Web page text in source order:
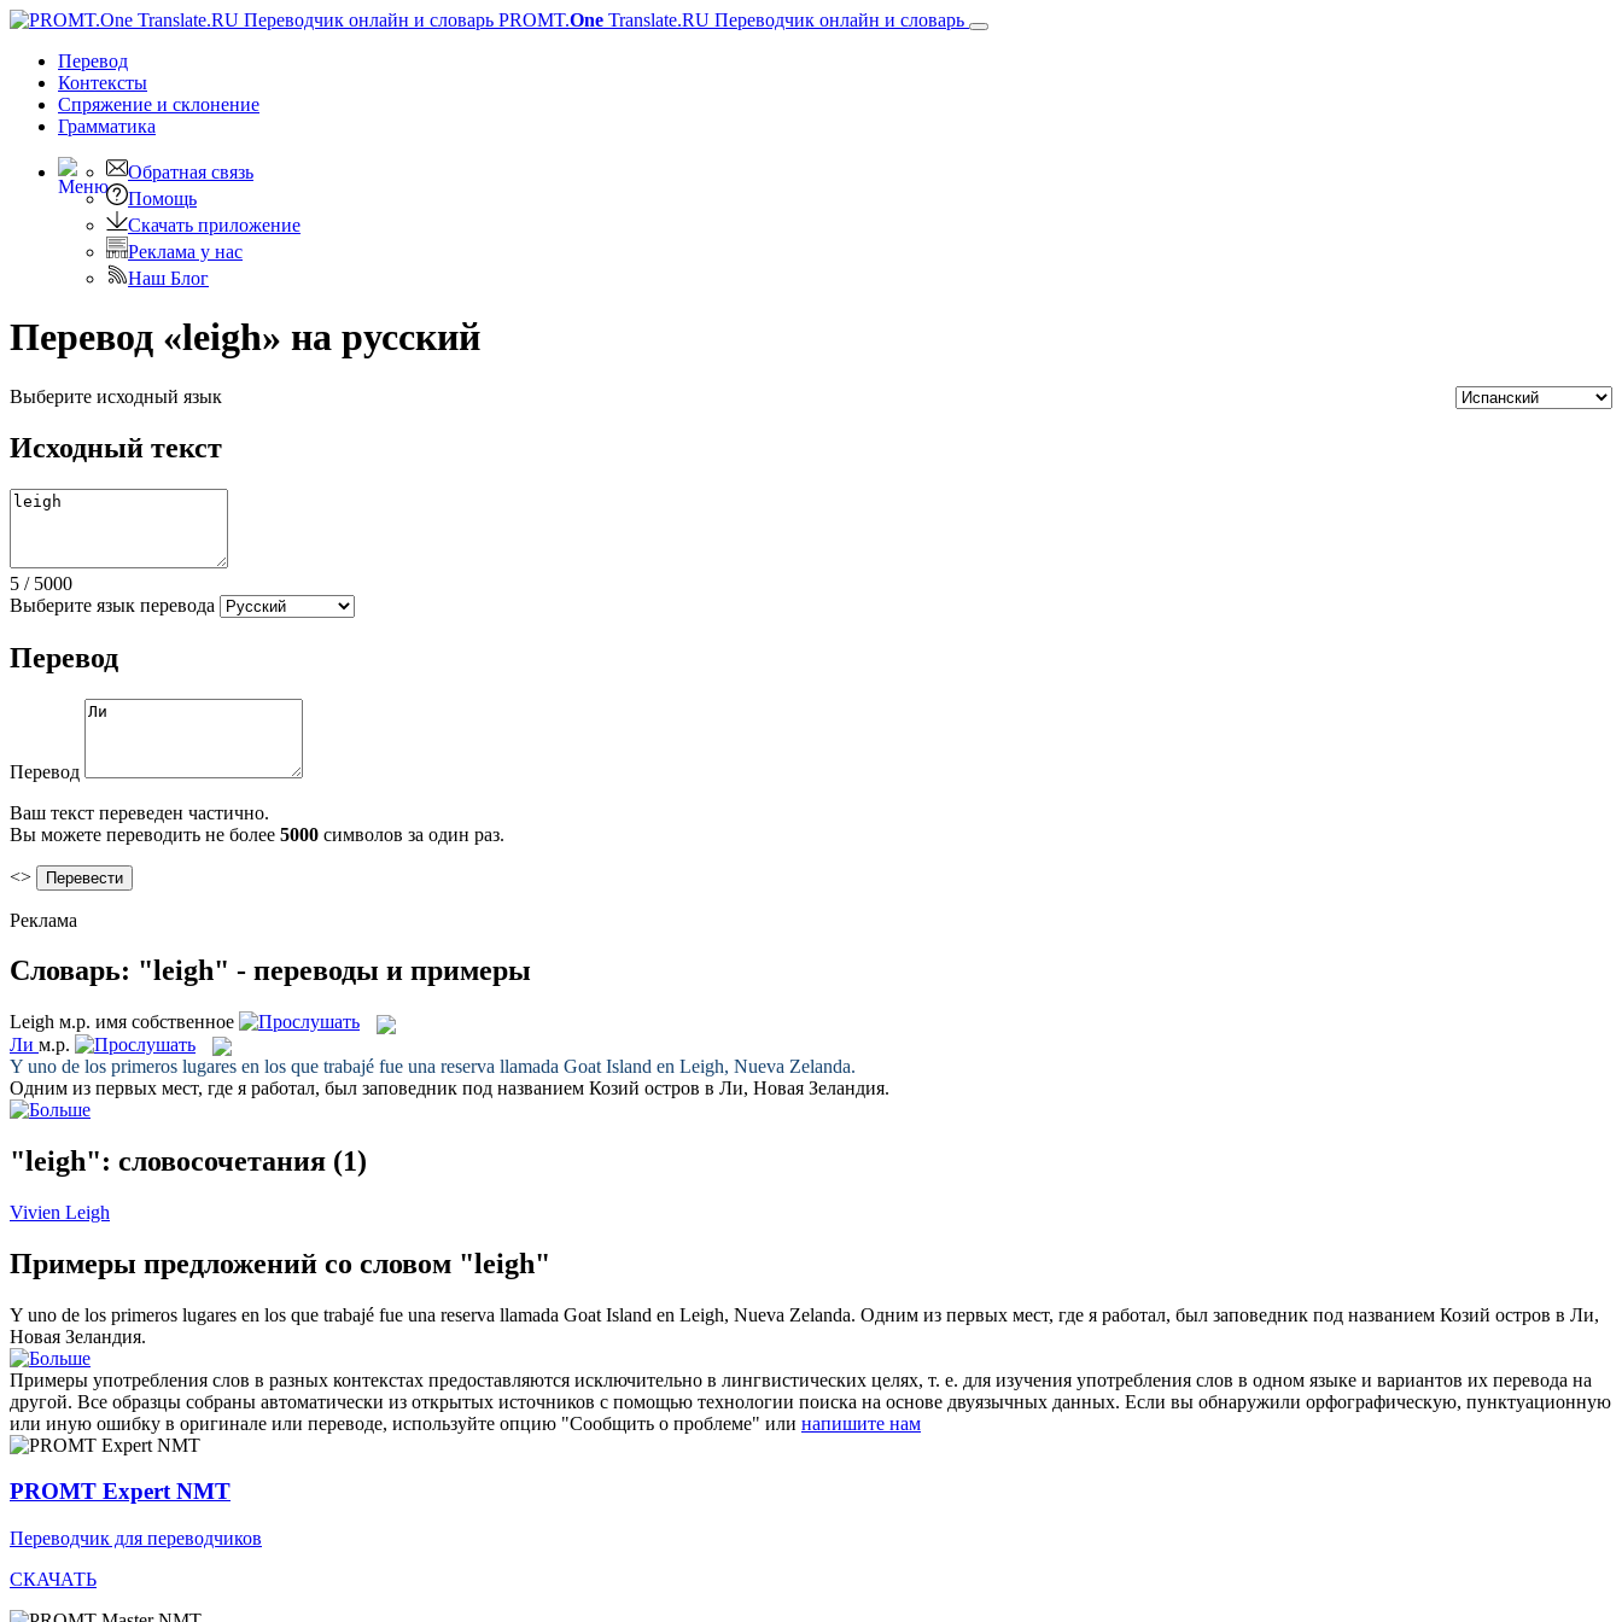
PROMT.One Translate.RU Переводчик онлайн и словарь
Перевод
Контексты
Спряжение и склонение
Грамматика
Обратная связь
Помощь
Скачать приложение
Реклама у нас
Наш Блог
Перевод «leigh» на русский
Выберите исходный язык
Исходный текст
5 / 5000
Выберите язык перевода
Перевод
Перевод
Ваш текст переведен частично.
Вы можете переводить не более 5000 символов за один раз.
<>
Реклама
Словарь: "leigh" - переводы и примеры
Leigh м.р. имя собственное
Ли м.р.
Y uno de los primeros lugares en los que trabajé fue una reserva llamada Goat Island en Leigh, Nueva Zelanda.
Одним из первых мест, где я работал, был заповедник под названием Козий остров в Ли, Новая Зеландия.
"leigh": словосочетания (1)
Vivien Leigh
Примеры предложений со словом "leigh"
Y uno de los primeros lugares en los que trabajé fue una reserva llamada Goat Island en Leigh, Nueva Zelanda. Одним из первых мест, где я работал, был заповедник под названием Козий остров в Ли,
Новая Зеландия.
Примеры употребления слов в разных контекстах предоставляются исключительно в лингвистических целях, т. е. для изучения употребления слов в одном языке и вариантов их перевода на
другой. Все образцы собраны автоматически из открытых источников с помощью технологии поиска на основе двуязычных данных. Если вы обнаружили орфографическую, пунктуационную
или иную ошибку в оригинале или переводе, используйте опцию "Сообщить о проблеме" или напишите нам
PROMT Expert NMT
Переводчик для переводчиков
СКАЧАТЬ